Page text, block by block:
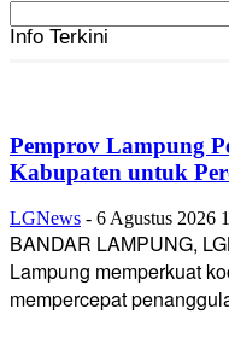
Info Terkini
Pemprov Lampung
Kabupaten untuk
LGNews - 6 Agustus 2026
BANDAR LAMPUNG,
Lampung memperkuat
mempercepat